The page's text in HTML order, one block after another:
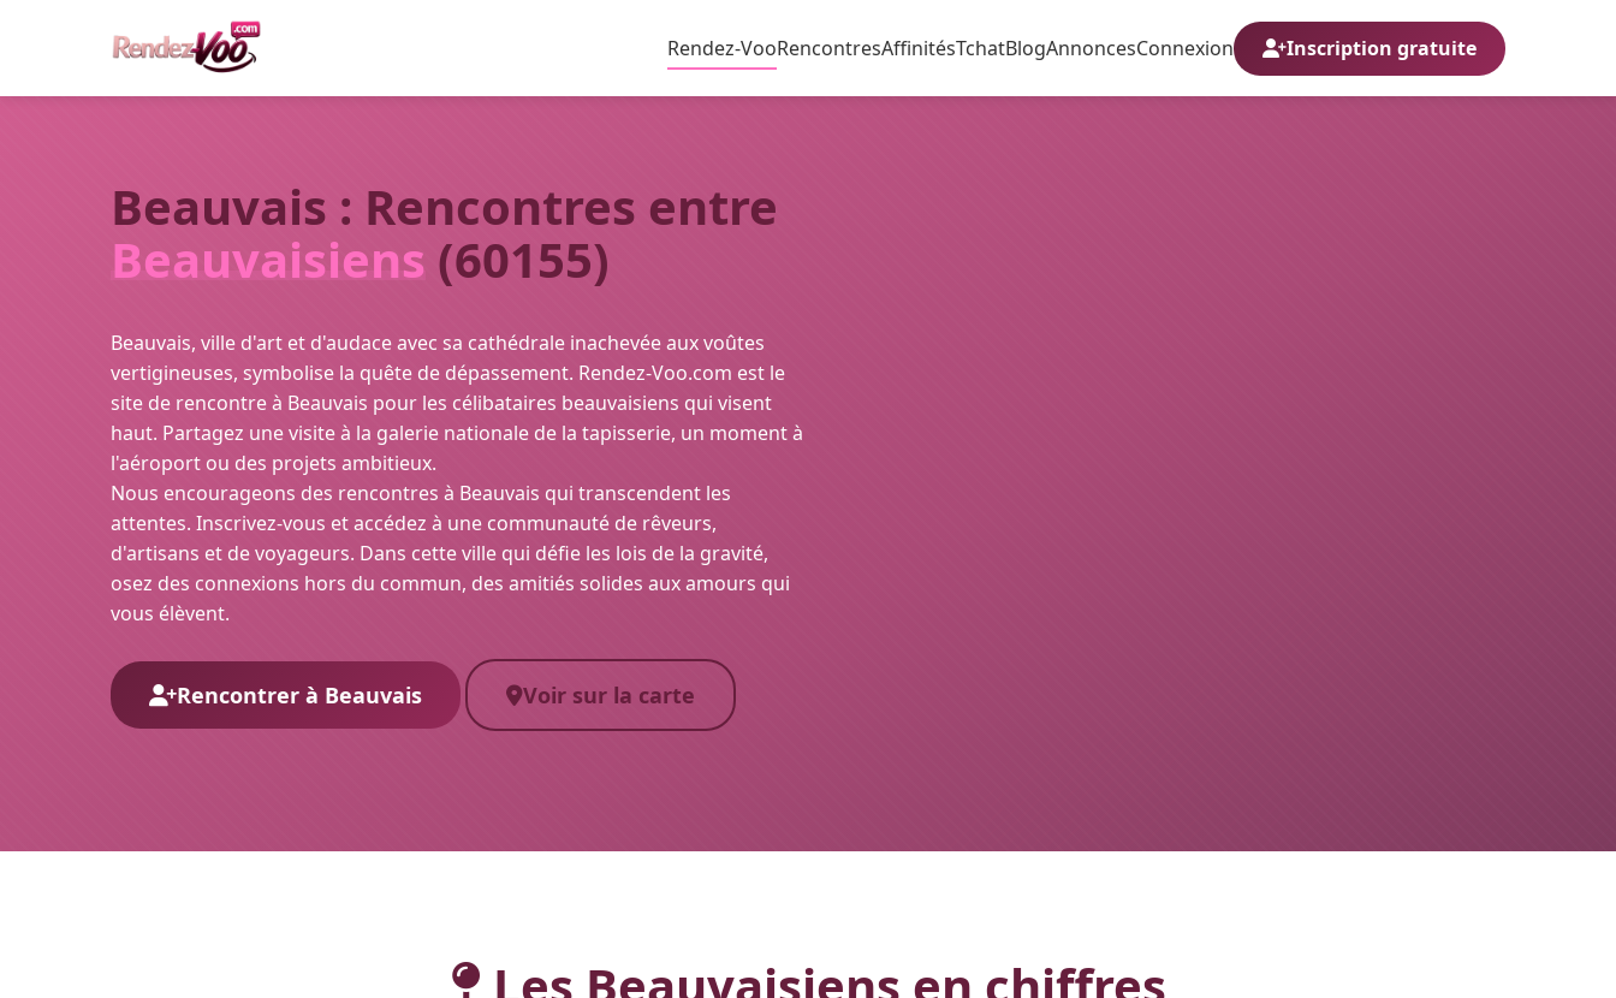
Rendez-VooRencontresAffinitésTchatBlogAnnoncesConnexion Inscription gratuite
Beauvais : Rencontres entre
Beauvaisiens (60155)
Beauvais, ville d'art et d'audace avec sa cathédrale inachevée aux voûtes
vertigineuses, symbolise la quête de dépassement. Rendez-Voo.com est le
site de rencontre à Beauvais pour les célibataires beauvaisiens qui visent
haut. Partagez une visite à la galerie nationale de la tapisserie, un moment à
l'aéroport ou des projets ambitieux.
Nous encourageons des rencontres à Beauvais qui transcendent les
attentes. Inscrivez-vous et accédez à une communauté de rêveurs,
d'artisans et de voyageurs. Dans cette ville qui défie les lois de la gravité,
osez des connexions hors du commun, des amitiés solides aux amours qui
vous élèvent.
Rencontrer à Beauvais Voir sur la carte